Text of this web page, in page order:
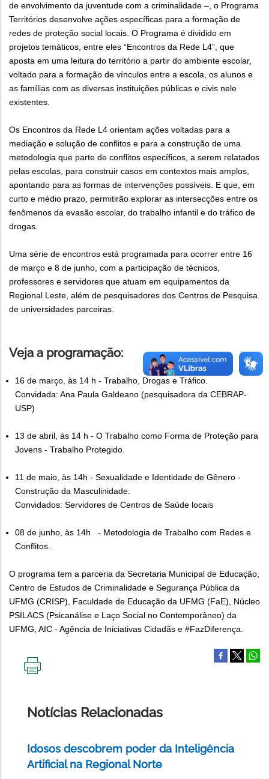
de envolvimento da juventude com a criminalidade –, o Programa
Territórios desenvolve ações específicas para a formação de
redes de proteção social locais. O Programa é dividido em
projetos temáticos, entre eles “Encontros da Rede L4”, que
aposta em uma leitura do território a partir do ambiente escolar,
voltado para a formação de vínculos entre a escola, os alunos e
as famílias com as diversas instituições públicas e civis nele
existentes.
Os Encontros da Rede L4 orientam ações voltadas para a
mediação e solução de conflitos e para a construção de uma
metodologia que parte de conflitos específicos, a serem relatados
pelas escolas, para construir casos em contextos mais amplos,
apontando para as formas de intervenções possíveis. E que, em
curto e médio prazo, permitirão explorar as intersecções entre os
fenômenos da evasão escolar, do trabalho infantil e do tráfico de
drogas.
Uma série de encontros está programada para ocorrer entre 16
de março e 8 de junho, com a participação de técnicos,
professores e servidores que atuam em equipamentos da
Regional Leste, além de pesquisadores dos Centros de Pesquisa
de universidades parceiras.
Veja a programação:
16 de março, às 14 h - Trabalho, Drogas e Tráfico.
Convidada: Ana Paula Galdeano (pesquisadora da CEBRAP-
USP)
13 de abril, às 14 h - O Trabalho como Forma de Proteção para
Jovens - Trabalho Protegido.
11 de maio, às 14h - Sexualidade e Identidade de Gênero -
Construção da Masculinidade.
Convidados: Servidores de Centros de Saúde locais
08 de junho, às 14h - Metodologia de Trabalho com Redes e
Conflitos.
O programa tem a parceria da Secretaria Municipal de Educação,
Centro de Estudos de Criminalidade e Segurança Pública da
UFMG (CRISP), Faculdade de Educação da UFMG (FaE), Núcleo
PSILACS (Psicanálise e Laço Social no Contemporâneo) da
UFMG, AIC - Agência de Iniciativas Cidadãs e #FazDiferença.
Notícias Relacionadas
Idosos descobrem poder da Inteligência
Artificial na Regional Norte